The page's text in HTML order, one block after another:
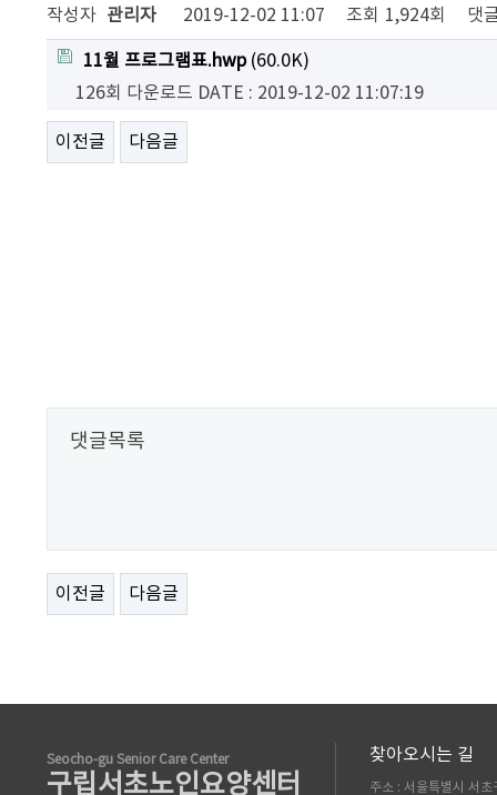
작성자 관리자 2019-12-02 11:07 조회 1,924회 댓
11월 프로그램표.hwp(60.0K)
126회 다운로드 DATE : 2019-12-02 11:07:19
이전글 다음글
댓글목록
이전글 다음글
Seocho-gu Senior Care Center
구립서초노인요양센터
찾아오시는 길
주소 : 서울특별시